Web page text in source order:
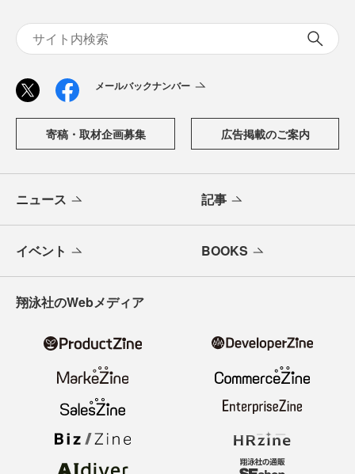
メールバックナンバー
寄稿・取材企画募集 広告掲載のご案内
ニュース 記事
イベント BOOKS
翔泳社のWebメディア